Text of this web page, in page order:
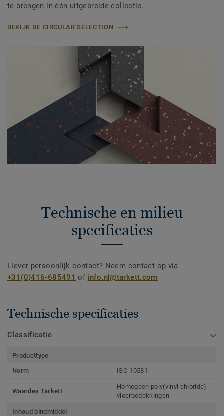
te brengen in één uitgebreide collectie.
BEKIJK DE CIRCULAR SELECTION
Technische en milieu
specificaties
Liever persoonlijk contact? Neem contact op via
+31(0)416-685491 of info.nl@tarkett.com
Technische specificaties
Classificatie
Producttype
Norm
ISO 10581
Waardes Tarkett
Homogeen poly(vinyl chloride)
vloerbedekkingen
Inhoud bindmiddel